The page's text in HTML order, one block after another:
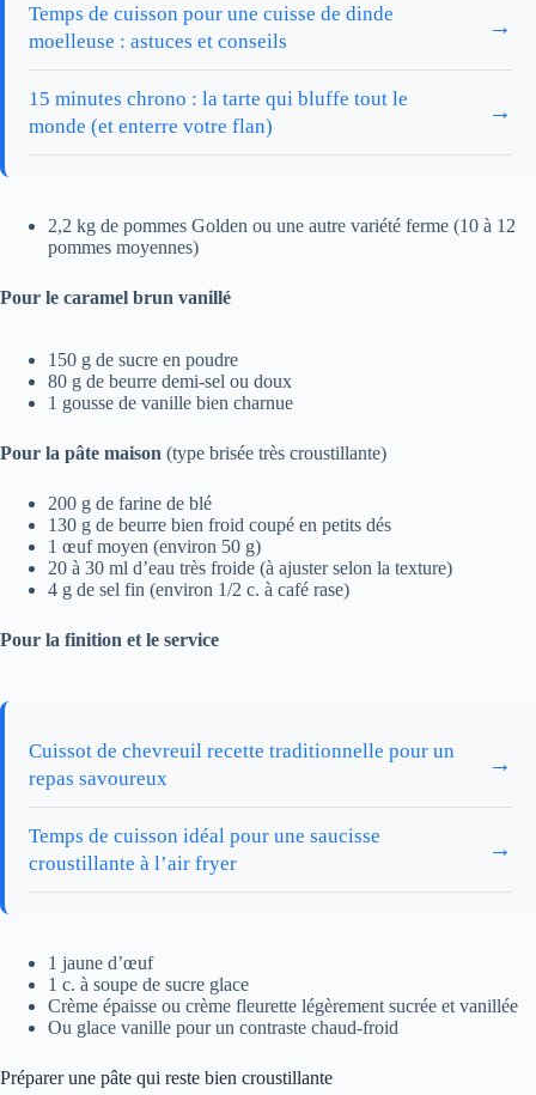
Temps de cuisson pour une cuisse de dinde
moelleuse : astuces et conseils
→
15 minutes chrono : la tarte qui bluffe tout le
monde (et enterre votre flan)
→
2,2 kg de pommes Golden ou une autre variété ferme (10 à 12
pommes moyennes)
Pour le caramel brun vanillé
150 g de sucre en poudre
80 g de beurre demi-sel ou doux
1 gousse de vanille bien charnue
Pour la pâte maison (type brisée très croustillante)
200 g de farine de blé
130 g de beurre bien froid coupé en petits dés
1 œuf moyen (environ 50 g)
20 à 30 ml d’eau très froide (à ajuster selon la texture)
4 g de sel fin (environ 1/2 c. à café rase)
Pour la finition et le service
Cuissot de chevreuil recette traditionnelle pour un
repas savoureux
→
Temps de cuisson idéal pour une saucisse
croustillante à l’air fryer
→
1 jaune d’œuf
1 c. à soupe de sucre glace
Crème épaisse ou crème fleurette légèrement sucrée et vanillée
Ou glace vanille pour un contraste chaud-froid
Préparer une pâte qui reste bien croustillante